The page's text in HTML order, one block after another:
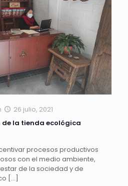
26 julio, 2021
de la tienda ecológica
procesos productivos
con el medio ambiente,
de la sociedad y de
[…]